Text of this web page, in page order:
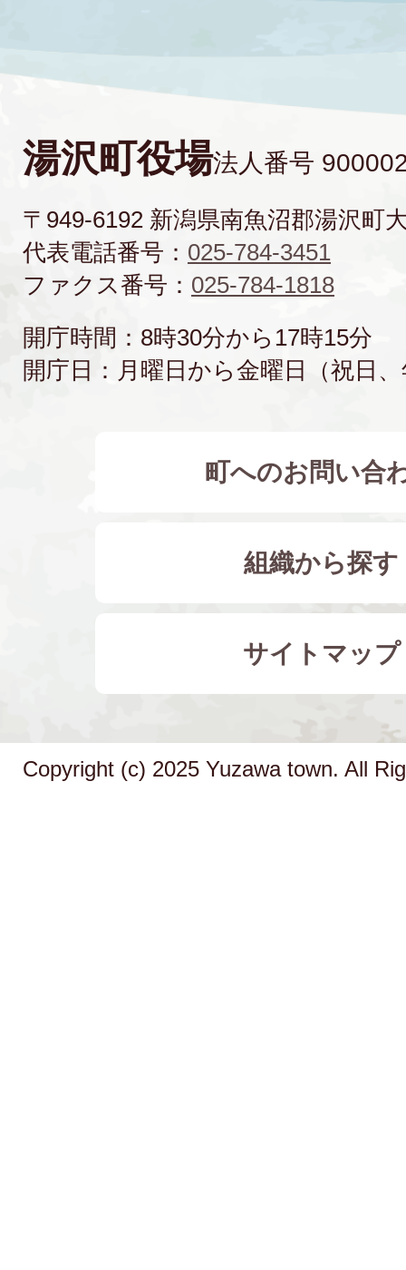
湯沢町役場法人番号
〒949-6192 新潟県南魚沼郡湯沢町
代表電話番号： 025-784-3451
ファクス番号： 025-784-1818
開庁時間：8時30分から17時15分
開庁日：月曜日から金曜日（祝日
町へのお問い合
組織から探す
サイトマップ
Copyright (c) 2025 Yuzawa town. All